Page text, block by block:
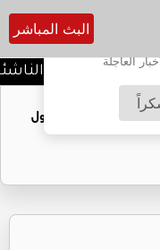
العاجلة
البث المباشر
بصدارة دوري
مكاسب مادية.. هل تحول